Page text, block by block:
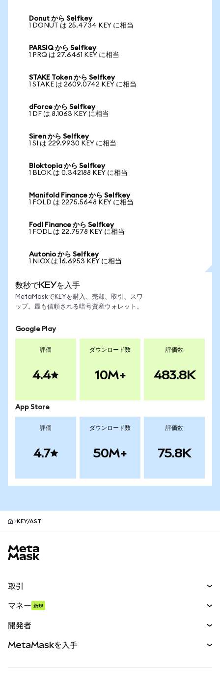
Donut から Selfkey
1 DONUT は 25.4734 KEY に相当
PARSIQ から Selfkey
1 PRQ は 27.6461 KEY に相当
STAKE Token から Selfkey
1 STAKE は 2609.0742 KEY に相当
dForce から Selfkey
1 DF は 8.1063 KEY に相当
Siren から Selfkey
1 SI は 229.9930 KEY に相当
Bloktopia から Selfkey
1 BLOK は 0.342188 KEY に相当
Manifold Finance から Selfkey
1 FOLD は 2275.5648 KEY に相当
Fodl Finance から Selfkey
1 FODL は 22.7578 KEY に相当
Autonio から Selfkey
1 NIOX は 16.6953 KEY に相当
数秒でKEYを入手
MetaMaskでKEYを購入、売却、取引、スワ
ップ。最も信頼される暗号資産ウォレット。
Google Play
評価
4.4
ダウンロード数
10M+
評価数
483.8K
App Store
評価
4.7
ダウンロード数
50M+
評価数
75.8K
KEY/AST
取引
パーペチュアル
RWA
マネー 新規
開発者
MetaMaskを入手